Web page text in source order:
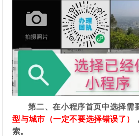
第二、在小程序首页中选择需
型与城市（一定不要选择错误了）
索。